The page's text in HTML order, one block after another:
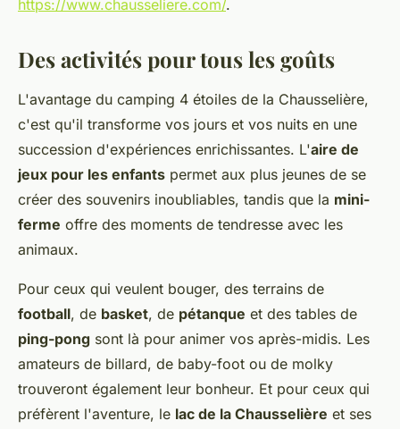
https://www.chausseliere.com/.
Des activités pour tous les goûts
L'avantage du camping 4 étoiles de la Chausselière,
c'est qu'il transforme vos jours et vos nuits en une
succession d'expériences enrichissantes. L'aire de
jeux pour les enfants permet aux plus jeunes de se
créer des souvenirs inoubliables, tandis que la mini-
ferme offre des moments de tendresse avec les
animaux.
Pour ceux qui veulent bouger, des terrains de
football, de basket, de pétanque et des tables de
ping-pong sont là pour animer vos après-midis. Les
amateurs de billard, de baby-foot ou de molky
trouveront également leur bonheur. Et pour ceux qui
préfèrent l'aventure, le lac de la Chausselière et ses